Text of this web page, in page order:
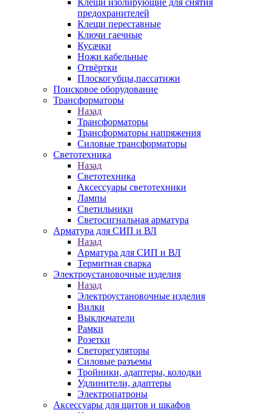
Клещи изолирующие для снятия
предохранителей
Клещи переставные
Ключи гаечные
Кусачки
Ножи кабельные
Отвёртки
Плоскогубцы,пассатижи
Поисковое оборудование
Трансформаторы
Назад
Трансформаторы
Трансформаторы напряжения
Силовые трансформаторы
Светотехника
Назад
Светотехника
Аксессуары светотехники
Лампы
Светильники
Светосигнальная арматура
Арматура для СИП и ВЛ
Назад
Арматура для СИП и ВЛ
Термитная сварка
Электроустановочные изделия
Назад
Электроустановочные изделия
Вилки
Выключатели
Рамки
Розетки
Светорегуляторы
Силовые разъемы
Тройники, адаптеры, колодки
Удлинители, адаптеры
Электропатроны
Аксессуары для щитов и шкафов